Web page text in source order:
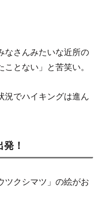
なさんみたいな近所の
とない」と苦笑い。
況でハイキングは進ん
！
ツクシマツ」の絵がお